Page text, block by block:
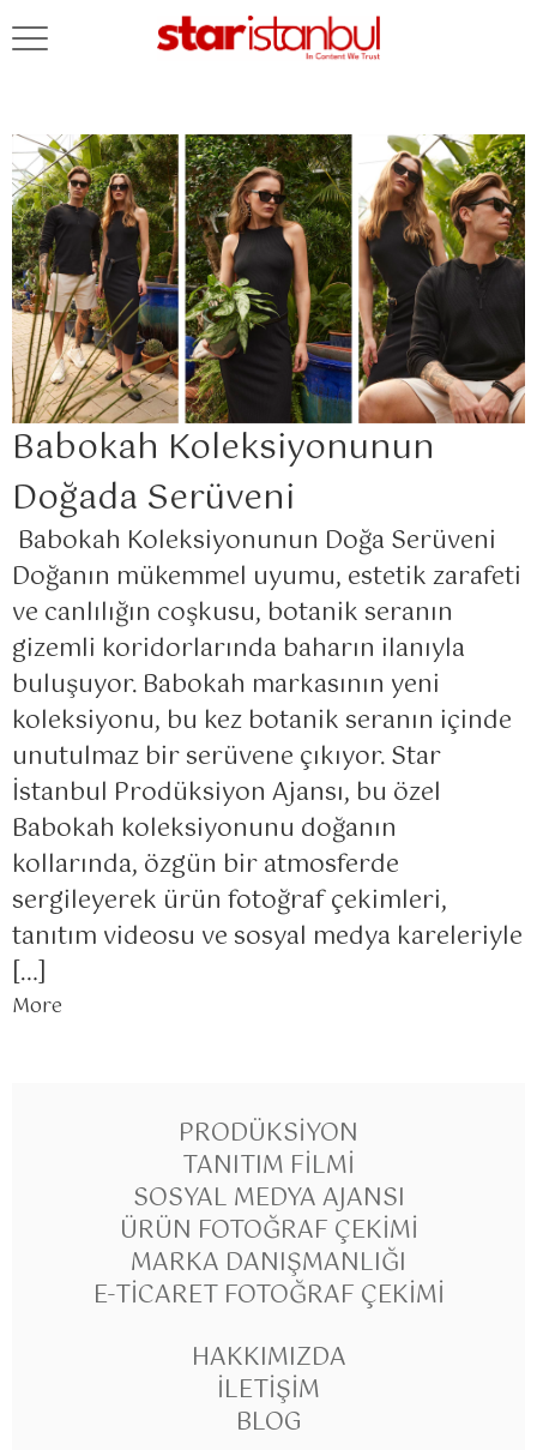
Babokah Koleksiyonunun
Doğada Serüveni
Babokah Koleksiyonunun Doğa Serüveni
Doğanın mükemmel uyumu, estetik zarafeti
ve canlılığın coşkusu, botanik seranın
gizemli koridorlarında baharın ilanıyla
buluşuyor. Babokah markasının yeni
koleksiyonu, bu kez botanik seranın içinde
unutulmaz bir serüvene çıkıyor. Star
İstanbul Prodüksiyon Ajansı, bu özel
Babokah koleksiyonunu doğanın
kollarında, özgün bir atmosferde
sergileyerek ürün fotoğraf çekimleri,
tanıtım videosu ve sosyal medya kareleriyle
[…]
More
PRODÜKSIYON
TANITIM FILMI
SOSYAL MEDYA AJANSI
ÜRÜN FOTOĞRAF ÇEKIMI
MARKA DANIŞMANLIĞI
E-TICARET FOTOĞRAF ÇEKIMI
HAKKIMIZDA
İLETIŞIM
BLOG